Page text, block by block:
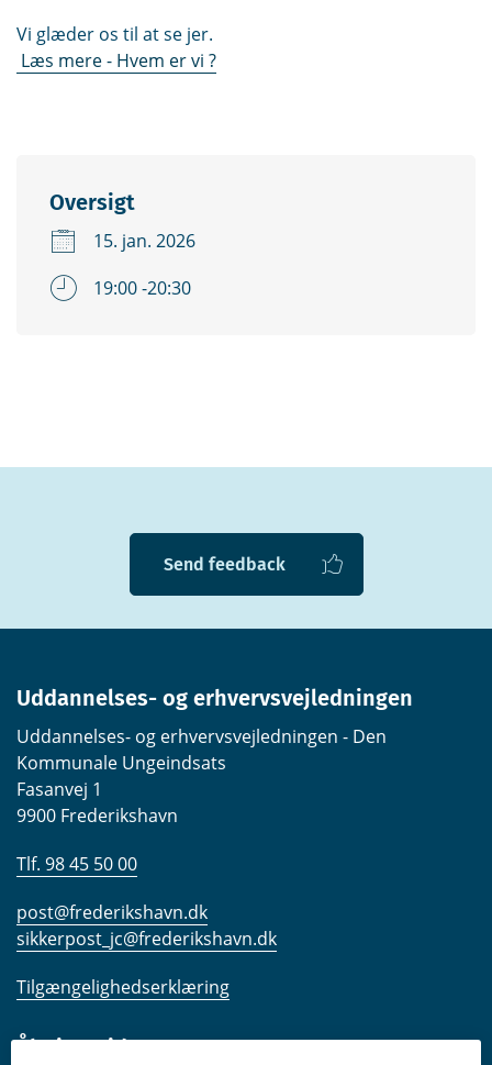
Vi glæder os til at se jer.
Læs mere - Hvem er vi ?
Oversigt
15. jan. 2026
19:00 -20:30
Send feedback
Uddannelses- og erhvervsvejledningen
Uddannelses- og erhvervsvejledningen - Den
Kommunale Ungeindsats
Fasanvej 1
9900 Frederikshavn
Tlf. 98 45 50 00
post@frederikshavn.dk
sikkerpost_jc@frederikshavn.dk
Tilgængelighedserklæring
Åbningstider